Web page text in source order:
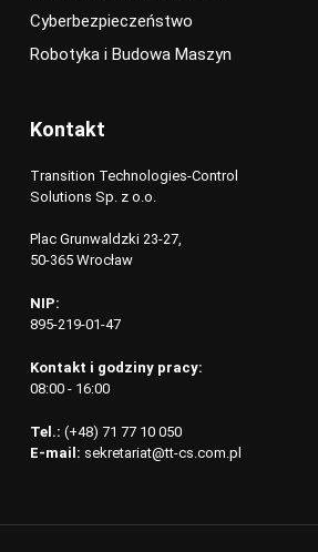
Cyberbezpieczeństwo
Robotyka i Budowa Maszyn
Kontakt
Transition Technologies-Control
Solutions Sp. z o.o.
Plac Grunwaldzki 23-27,
50-365 Wrocław
NIP:
895-219-01-47
Kontakt i godziny pracy:
08:00 - 16:00
Tel.: (+48) 71 77 10 050
E-mail: sekretariat@tt-cs.com.pl